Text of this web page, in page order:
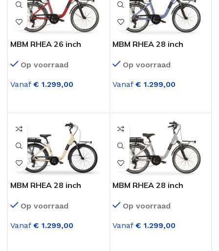
MBM RHEA 26 inch
achterwielmotor 7
Op voorraad
Vanaf € 1.299,00
MBM RHEA 28 inch
achterwielmotor 7
Op voorraad
Vanaf € 1.299,00
MBM RHEA 28 inch
achterwielmotor 7
Op voorraad
Vanaf € 1.299,00
MBM RHEA 28 inch
achterwielmotor 7
Op voorraad
Vanaf € 1.299,00